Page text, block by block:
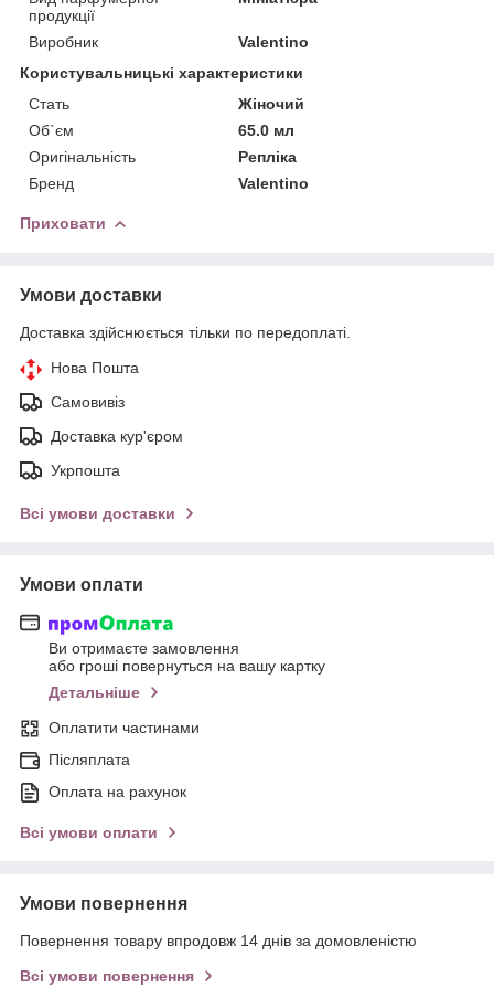
продукції
Виробник
Valentino
Користувальницькі характеристики
Стать
Жіночий
Об`єм
65.0 мл
Оригінальність
Репліка
Бренд
Valentino
Приховати
Умови доставки
Доставка здійснюється тільки по передоплаті.
Нова Пошта
Самовивіз
Доставка кур'єром
Укрпошта
Всі умови доставки
Умови оплати
Ви отримаєте замовлення
або гроші повернуться на вашу картку
Детальніше
Оплатити частинами
Післяплата
Оплата на рахунок
Всі умови оплати
Умови повернення
Повернення товару впродовж 14 днів за домовленістю
Всі умови повернення